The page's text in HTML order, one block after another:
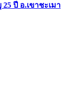
ปี อ.เขาชะเมา